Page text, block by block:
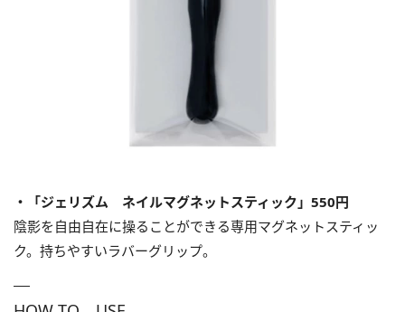
・「ジェリズム ネイルマグネットスティック」550円
陰影を自由自在に操ることができる専用マグネットスティッ
ク。持ちやすいラバーグリップ。